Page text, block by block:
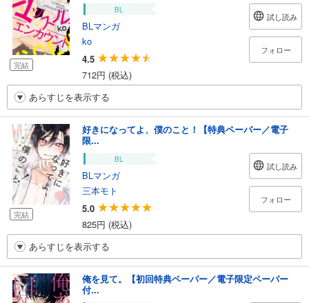
完結
BL
BLマンガ
ko
4.5
712円 (税込)
試し読み
フォロー
あらすじを表示する
完結
好きになってよ、僕のこと！【特典ペーパー／電子
限...
BL
BLマンガ
三本モト
5.0
825円 (税込)
試し読み
フォロー
あらすじを表示する
俺を見て。【初回特典ペーパー／電子限定ペーパー
付...